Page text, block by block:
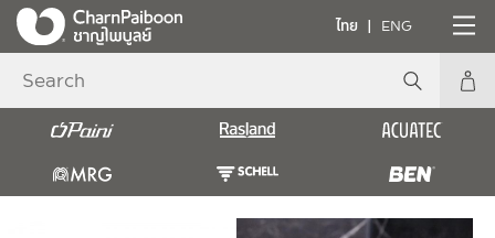
ไทย ENG